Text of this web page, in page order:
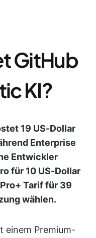
GitHub
KI?
19 US-Dollar
Enterprise
Entwickler
für 10 US-Dollar
Tarif für 39
wählen.
einem Premium-